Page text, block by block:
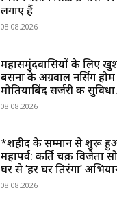
लगाए हैं
08.08.2026
महासमुंदवासियों के लिए
बसना के अग्रवाल नर्सिंग
मोतियाबिंद सर्जरी की
08.08.2026
*शहीद के सम्मान से शुरू हुआ
महापर्व: कीर्ति चक्र विजेता
घर से ‘हर घर तिरंगा’
08.08.2026